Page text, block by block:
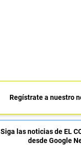
Regístrate a nuestro
Siga las noticias de EL
desde Google